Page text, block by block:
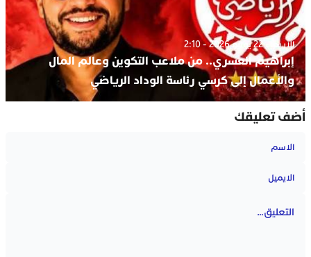
الأربعاء 22 يوليو 2026 - 2:10
إبراهيم العسري.. من ملاعب التكوين وعالم المال
والأعمال إلى كرسي رئاسة الوداد الرياضي
أضف تعليقك